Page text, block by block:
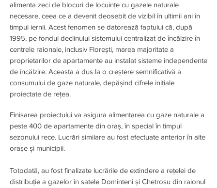
alimenta zeci de blocuri de locuințe cu gazele naturale
necesare, ceea ce a devenit deosebit de vizibil în ultimii ani în
timpul iernii. Acest fenomen se datorează faptului că, după
1995, pe fondul declinului sistemului centralizat de încălzire în
centrele raionale, inclusiv Florești, marea majoritate a
proprietarilor de apartamente au instalat sisteme independente
de încălzire. Aceasta a dus la o creștere semnificativă a
consumului de gaze naturale, depășind cifrele inițiale
proiectate de rețea.
Finisarea proiectului va asigura alimentarea cu gaze naturale a
peste 400 de apartamente din oraș, în special în timpul
sezonului rece. Lucrări similare au fost efectuate anterior în alte
orașe și municipii.
Totodată, au fost finalizate lucrările de extindere a rețelei de
distribuție a gazelor în satele Dominteni și Chetrosu din raionul